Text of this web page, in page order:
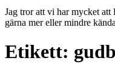
Jag tror att vi har mycket
gärna mer eller mindre
Etikett: